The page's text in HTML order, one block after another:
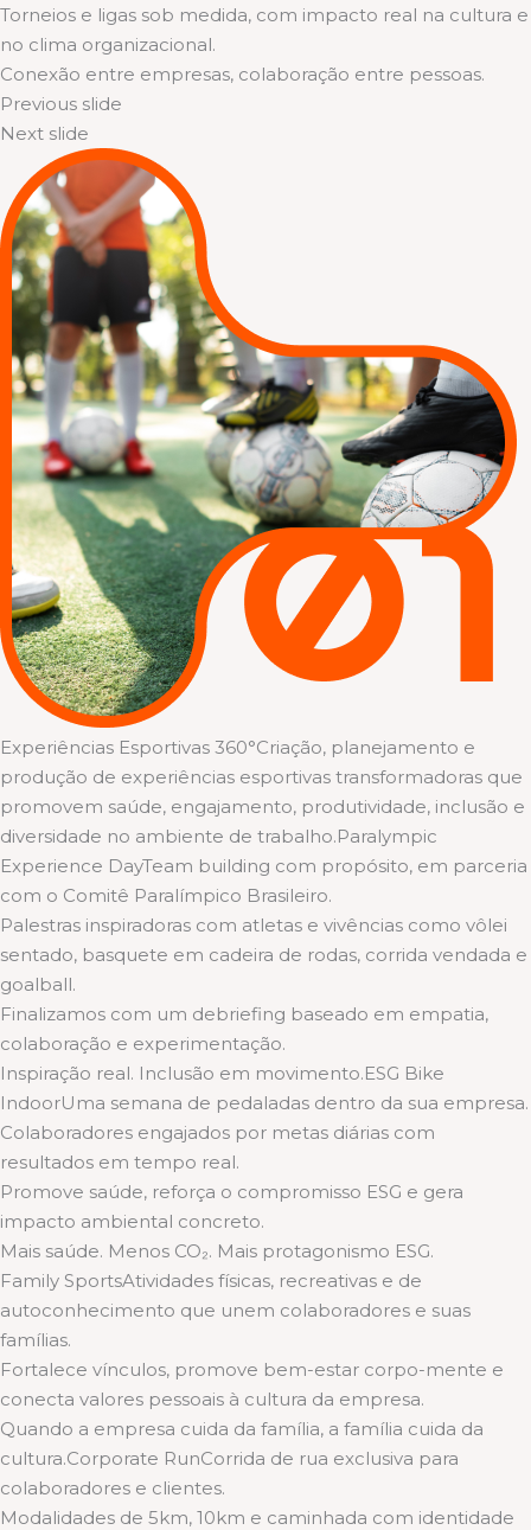
Torneios e ligas sob medida, com impacto real na cultura e
no clima organizacional.
Conexão entre empresas, colaboração entre pessoas.
Previous slide
Next slide
Experiências Esportivas 360°Criação, planejamento e
produção de experiências esportivas transformadoras que
promovem saúde, engajamento, produtividade, inclusão e
diversidade no ambiente de trabalho.Paralympic
Experience DayTeam building com propósito, em parceria
com o Comitê Paralímpico Brasileiro.
Palestras inspiradoras com atletas e vivências como vôlei
sentado, basquete em cadeira de rodas, corrida vendada e
goalball.
Finalizamos com um debriefing baseado em empatia,
colaboração e experimentação.
Inspiração real. Inclusão em movimento.ESG Bike
IndoorUma semana de pedaladas dentro da sua empresa.
Colaboradores engajados por metas diárias com
resultados em tempo real.
Promove saúde, reforça o compromisso ESG e gera
impacto ambiental concreto.
Mais saúde. Menos CO₂. Mais protagonismo ESG.
Family SportsAtividades físicas, recreativas e de
autoconhecimento que unem colaboradores e suas
famílias.
Fortalece vínculos, promove bem-estar corpo-mente e
conecta valores pessoais à cultura da empresa.
Quando a empresa cuida da família, a família cuida da
cultura.Corporate RunCorrida de rua exclusiva para
colaboradores e clientes.
Modalidades de 5km, 10km e caminhada com identidade